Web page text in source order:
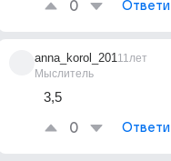
0
anna_korol_201
Мыслитель
11лет
3,5
0